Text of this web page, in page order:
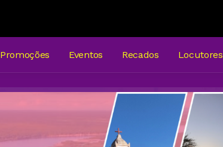
Promoções Eventos Recados Locutores